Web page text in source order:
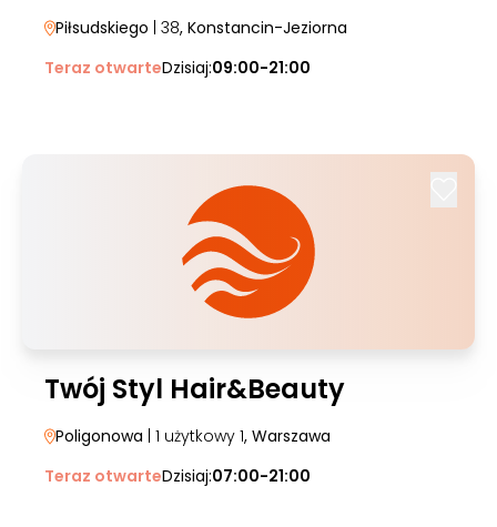
Piłsudskiego | 38, Konstancin-Jeziorna
Teraz otwarteDzisiaj:09:00-21:00
Twój Styl Hair&Beauty
Poligonowa | 1 użytkowy 1, Warszawa
Teraz otwarteDzisiaj:07:00-21:00